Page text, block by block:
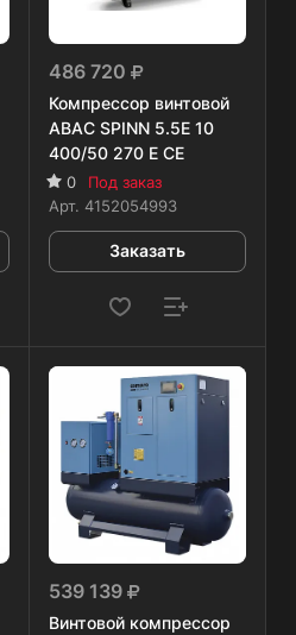
486 720
Компрессор винтовой
ABAC SPINN 5.5Е 10
400/50 270 Е СЕ
0
Под заказ
Арт. 4152054993
Заказать
539 139
Винтовой компрессор